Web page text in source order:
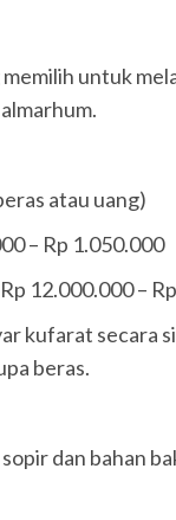
untuk
atau uang)
– Rp 1.050.000
12.000.000 –
kufarat secara
beras.
dan bahan